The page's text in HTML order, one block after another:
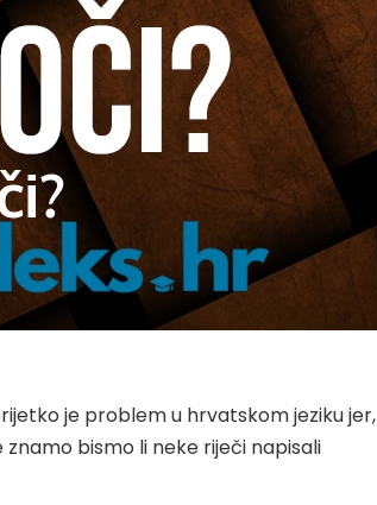
je problem u hrvatskom jeziku jer,
bismo li neke riječi napisali